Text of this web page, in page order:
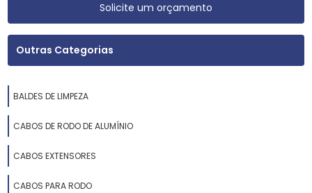
Solicite um orçamento
Outras Categorias
BALDES DE LIMPEZA
CABOS DE RODO DE ALUMÍNIO
CABOS EXTENSORES
CABOS PARA RODO